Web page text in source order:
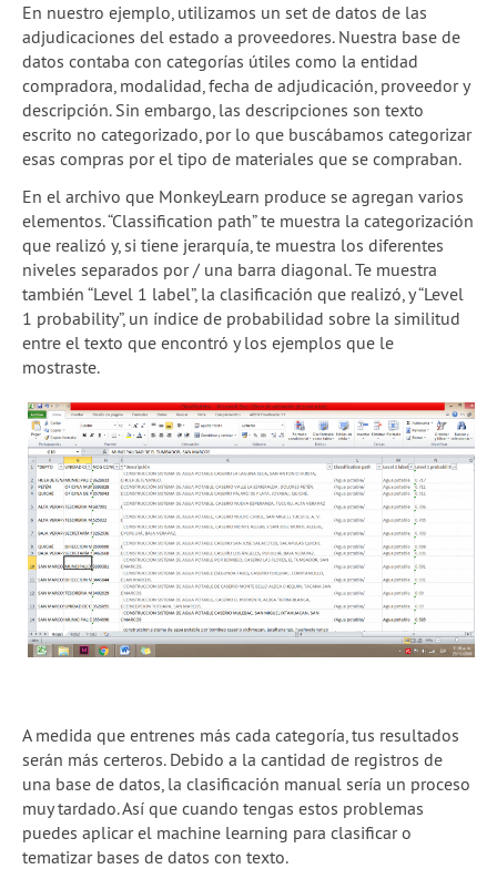
En nuestro ejemplo, utilizamos un set de datos de las
adjudicaciones del estado a proveedores. Nuestra base de
datos contaba con categorías útiles como la entidad
compradora, modalidad, fecha de adjudicación, proveedor y
descripción. Sin embargo, las descripciones son texto
escrito no categorizado, por lo que buscábamos categorizar
esas compras por el tipo de materiales que se compraban.
En el archivo que MonkeyLearn produce se agregan varios
elementos. “Classification path” te muestra la categorización
que realizó y, si tiene jerarquía, te muestra los diferentes
niveles separados por / una barra diagonal. Te muestra
también “Level 1 label”, la clasificación que realizó, y “Level
1 probability”, un índice de probabilidad sobre la similitud
entre el texto que encontró y los ejemplos que le
mostraste.
A medida que entrenes más cada categoría, tus resultados
serán más certeros. Debido a la cantidad de registros de
una base de datos, la clasificación manual sería un proceso
muy tardado. Así que cuando tengas estos problemas
puedes aplicar el machine learning para clasificar o
tematizar bases de datos con texto.